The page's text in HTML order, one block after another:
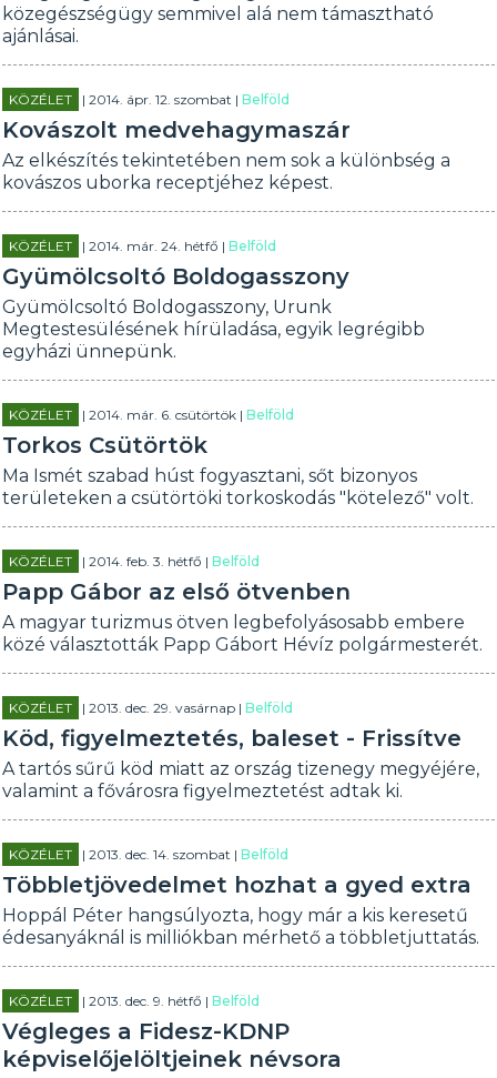
közegészségügy semmivel alá nem támasztható
ajánlásai.
KÖZÉLET | 2014. ápr. 12. szombat |Belföld
Kovászolt medvehagymaszár
Az elkészítés tekintetében nem sok a különbség a
kovászos uborka receptjéhez képest.
KÖZÉLET | 2014. már. 24. hétfő |Belföld
Gyümölcsoltó Boldogasszony
Gyümölcsoltó Boldogasszony, Urunk
Megtestesülésének hírüladása, egyik legrégibb
egyházi ünnepünk.
KÖZÉLET | 2014. már. 6. csütörtök |Belföld
Torkos Csütörtök
Ma Ismét szabad húst fogyasztani, sőt bizonyos
területeken a csütörtöki torkoskodás "kötelező" volt.
KÖZÉLET | 2014. feb. 3. hétfő |Belföld
Papp Gábor az első ötvenben
A magyar turizmus ötven legbefolyásosabb embere
közé választották Papp Gábort Hévíz polgármesterét.
KÖZÉLET | 2013. dec. 29. vasárnap |Belföld
Köd, figyelmeztetés, baleset - Frissítve
A tartós sűrű köd miatt az ország tizenegy megyéjére,
valamint a fővárosra figyelmeztetést adtak ki.
KÖZÉLET | 2013. dec. 14. szombat |Belföld
Többletjövedelmet hozhat a gyed extra
Hoppál Péter hangsúlyozta, hogy már a kis keresetű
édesanyáknál is milliókban mérhető a többletjuttatás.
KÖZÉLET | 2013. dec. 9. hétfő |Belföld
Végleges a Fidesz-KDNP
képviselőjelöltjeinek névsora